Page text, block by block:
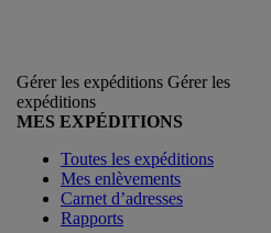
Gérer les expéditions Gérer les
expéditions
MES EXPÉDITIONS
Toutes les expéditions
Mes enlèvements
Carnet d’adresses
Rapports